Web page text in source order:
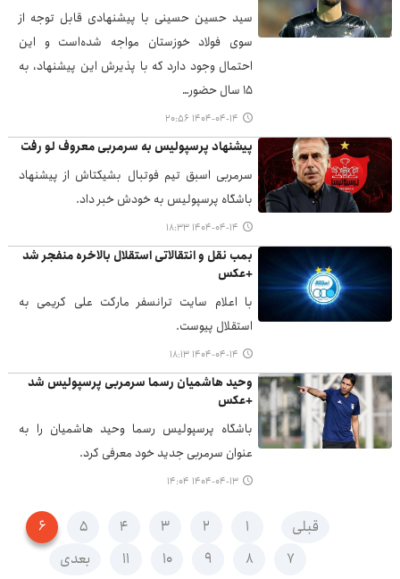
سید حسین حسینی با پیشنهادی قابل توجه از
سوی فولاد خوزستان مواجه شده‌است و این
احتمال وجود دارد که با پذیرش این پیشنهاد، به
۱۵ سال حضور…
۱۴۰۴-۰۴-۱۴ ۲۰:۵۶
پیشنهاد پرسپولیس به سرمربی معروف لو رفت
سرمربی اسبق تیم فوتبال بشیکتاش از پیشنهاد
باشگاه پرسپولیس به خودش خبر داد.
۱۴۰۴-۰۴-۱۴ ۱۸:۳۳
بمب نقل و انتقالاتی استقلال بالاخره منفجر شد
+عکس
با اعلام سایت ترانسفر مارکت علی کریمی به
استقلال پیوست.
۱۴۰۴-۰۴-۱۴ ۱۸:۱۳
وحید هاشمیان رسما سرمربی پرسپولیس شد
+عکس
باشگاه پرسپولیس رسما وحید هاشمیان را به
عنوان سرمربی جدید خود معرفی کرد.
۱۴۰۴-۰۴-۱۳ ۱۴:۰۴
قبلی ۱ ۲ ۳ ۴ ۵
۶
۷
۸ ۹ ۱۰ ۱۱ بعدی